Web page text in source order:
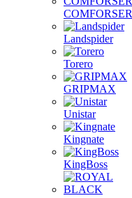
COMFORSER
Landspider
Torero
GRIPMAX
Unistar
Kingnate
KingBoss